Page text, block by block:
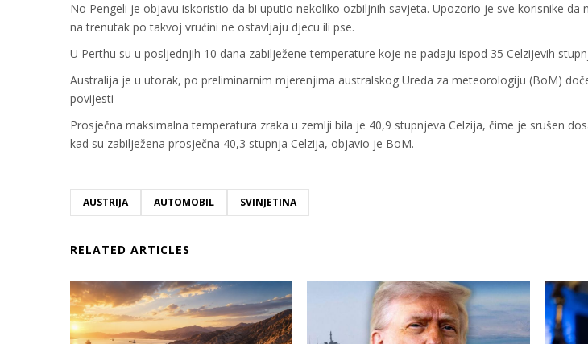
No Pengeli je objavu iskoristio da bi uputio nekoliko ozbiljnih savjeta. Upozorio je sve korisnike da
na trenutak po takvoj vrućini ne ostavljaju djecu ili pse.
U Perthu su u posljednjih 10 dana zabilježene temperature koje ne padaju ispod 35 Celzijevih
Australija je u utorak, po preliminarnim mjerenjima australskog Ureda za meteorologiju (BoM)
povijesti
Prosječna maksimalna temperatura zraka u zemlji bila je 40,9 stupnjeva Celzija, čime je srušen
kad su zabilježena prosječna 40,3 stupnja Celzija, objavio je BoM.
AUSTRIJA AUTOMOBIL SVINJETINA
RELATED ARTICLES